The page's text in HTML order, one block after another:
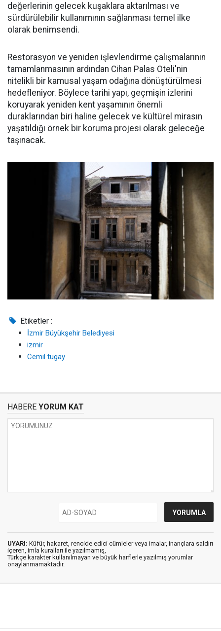
değerlerinin gelecek kuşaklara aktarılması ve
sürdürülebilir kullanımının sağlanması temel ilke
olarak benimsendi.
Restorasyon ve yeniden işlevlendirme çalışmalarının
tamamlanmasının ardından Cihan Palas Oteli'nin
nitelikli bir kamusal yaşam odağına dönüştürülmesi
hedefleniyor. Böylece tarihi yapı, geçmişin izlerini
koruyarak yeniden kent yaşamının önemli
duraklarından biri haline gelecek ve kültürel mirasın
yaşatıldığı örnek bir koruma projesi olarak geleceğe
taşınacak.
Etiketler :
İzmir Büyükşehir Belediyesi
izmir
Cemil tugay
HABERE YORUM KAT
UYARI: Küfür, hakaret, rencide edici cümleler veya imalar, inançlara saldırı
içeren, imla kuralları ile yazılmamış,
Türkçe karakter kullanılmayan ve büyük harflerle yazılmış yorumlar
onaylanmamaktadır.